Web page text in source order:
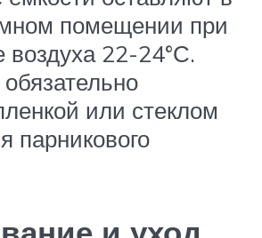
помещении при
воздуха 22-24°С.
или стеклом
парникового